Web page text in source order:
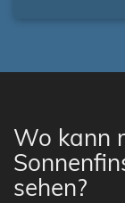
Wo kann
sehen?